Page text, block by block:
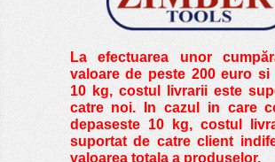
La efectuarea unor
valoare de peste200 euro si
10 kg, costul livrarii este
catre noi. In cazul in care
depaseste 10 kg, costul
suportat de catre client
valoarea totala a produselor.